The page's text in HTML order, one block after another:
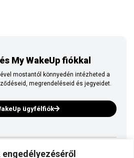
My WakeUp fiókkal
mostantól könnyedén intézheted a
megrendeléseid és jegyeidet.
ügyfélfiók